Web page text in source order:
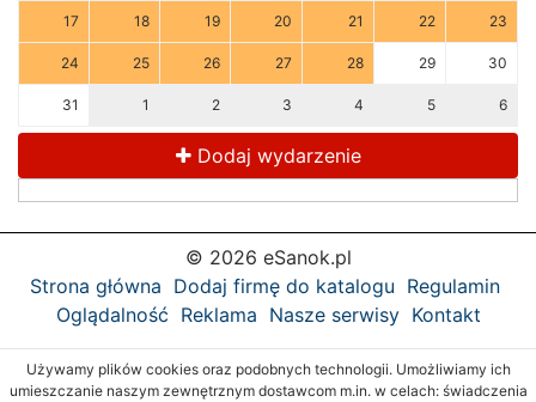
17 18 19 20 21 22 23
24 25 26 27 28 29 30
31 1 2 3 4 5 6
Dodaj wydarzenie
© 2026 eSanok.pl
Strona główna Dodaj firmę do katalogu Regulamin
Oglądalność Reklama Nasze serwisy Kontakt
Używamy plików cookies oraz podobnych technologii. Umożliwiamy ich
umieszczanie naszym zewnętrznym dostawcom m.in. w celach: świadczenia